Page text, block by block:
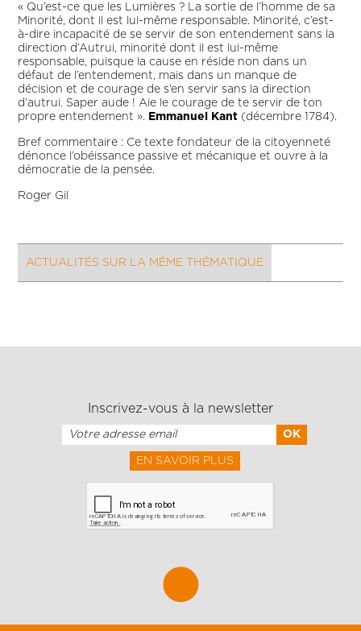
« Qu’est-ce que les Lumières ? La sortie de l’homme de sa
Minorité, dont il est lui-même responsable. Minorité, c’est-
à-dire incapacité de se servir de son entendement sans la
direction d’Autrui, minorité dont il est lui-même
responsable, puisque la cause en réside non dans un
défaut de l’entendement, mais dans un manque de
décision et de courage de s’en servir sans la direction
d’autrui. Saper aude ! Aie le courage de te servir de ton
propre entendement ». Emmanuel Kant (décembre 1784).
Bref commentaire : Ce texte fondateur de la citoyenneté
dénonce l’obéissance passive et mécanique et ouvre à la
démocratie de la pensée.
Roger Gil
ACTUALITÉS SUR LA MÊME THÉMATIQUE
Inscrivez-vous à la newsletter
EN SAVOIR PLUS